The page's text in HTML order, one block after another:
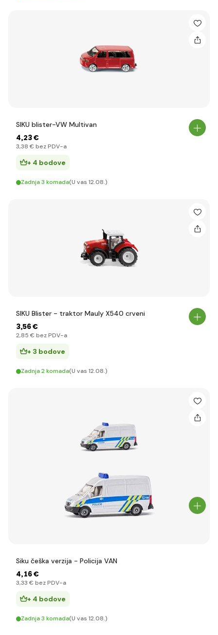
SIKU blister-VW Multivan
4,23 €
3,38 € bez PDV-a
+ 4 bodove
Zadnja 3 komada(U vas 12.08.)
SIKU Blister - traktor Mauly X540 crveni
3,56 €
2,85 € bez PDV-a
+ 3 bodove
Zadnja 2 komada(U vas 12.08.)
Siku češka verzija - Policija VAN
4,16 €
3,33 € bez PDV-a
+ 4 bodove
Zadnja 3 komada(U vas 12.08.)